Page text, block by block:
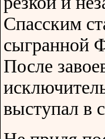
Спасским
сыгранной
После
выступал в